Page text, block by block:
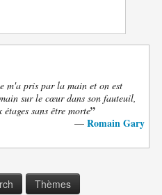
m'a pris par la main et on est
sur le cœur dans son fauteuil,
sans être morte”
— Romain Gary
Thèmes